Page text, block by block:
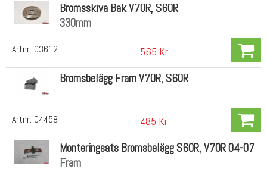
Artnr: 03612
Bromsskiva Bak V70R, S60R
330mm
565 Kr
Artnr: 04458
Bromsbelägg Fram V70R, S60R
485 Kr
Monteringsats Bromsbelägg S60R, V70R 04-07
Fram